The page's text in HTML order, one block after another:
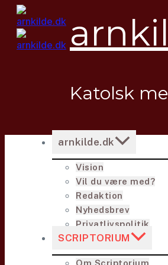
Fortsæt
indhold
Katolsk
arnkilde.dk
Vision
Vil du være med?
Redaktion
Nyhedsbrev
Privatlivspolitik
SCRIPTORIUM
Om Scriptorium